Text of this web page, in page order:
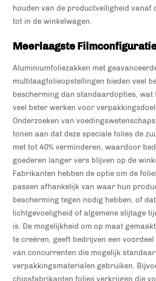
houden van de productveiligheid vanaf
tot in de winkelwagen.
Meerlaagste
Aluminiumfoliezakken met
multilaagfolieopstellingen bieden veel
bescherming dan standaardopties, wat
veel beter werken voor
Onderzoeken van
tonen aan dat deze speciale folies de
met tot 40% verminderen, waardoor
goederen langer vers blijven op de
Fabrikanten hebben de optie om de
passen afhankelijk van waar hun
bescherming tegen nodig hebben, of
lichtgevoeligheid of algemene slijtage
is. De mogelijkheid om op maat
te creëren, geeft bedrijven een
van concurrenten die mogelijk
verpakkingsmaterialen gebruiken.
chipsfabrikanten folies verkrijgen die